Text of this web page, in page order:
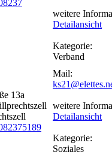
weitere
Detailansicht
Kategorie:
Verband
13a
Mail:
weitere
Detailansicht
Kategorie:
Soziales